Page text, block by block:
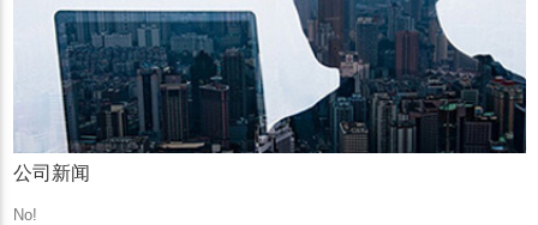
公司新闻
No!